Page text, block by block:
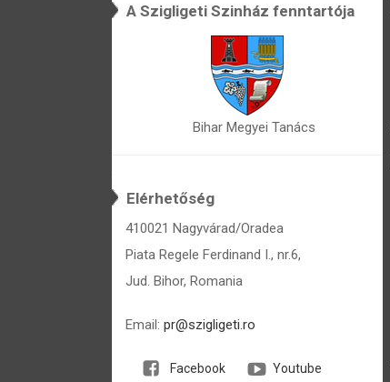
A Szigligeti Szinház fenntartója
Bihar Megyei Tanács
Elérhetőség
410021 Nagyvárad/Oradea
Piata Regele Ferdinand I., nr.6,
Jud. Bihor, Romania
Email: pr@szigligeti.ro
Facebook Youtube